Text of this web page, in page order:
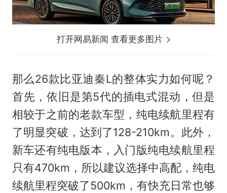
打开网易新闻 查看更多图片
那么26款比亚迪秦L的整体实力如何呢？
首先，依旧是第5代的插电式混动，但是
相较于之前的老款车型，纯电续航里程有
了明显突破，达到了128-210km。此外，
新车还有纯电版本，入门版纯电续航里程
只有470km，所以建议选择中高配，纯电
续航里程突破了500km，有快充日常也够